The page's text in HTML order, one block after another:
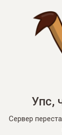
Упс,
Сервер